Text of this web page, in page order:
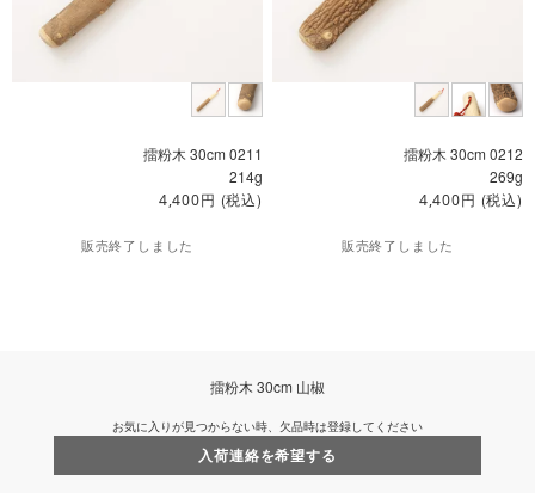
擂粉木 30cm 0211
214g
4,400円 (税込)
販売終了しました
擂粉木 30cm 0212
269g
4,400円 (税込)
販売終了しました
擂粉木 30cm 山椒
お気に入りが見つからない時、欠品時は登録してください
入荷連絡を希望する